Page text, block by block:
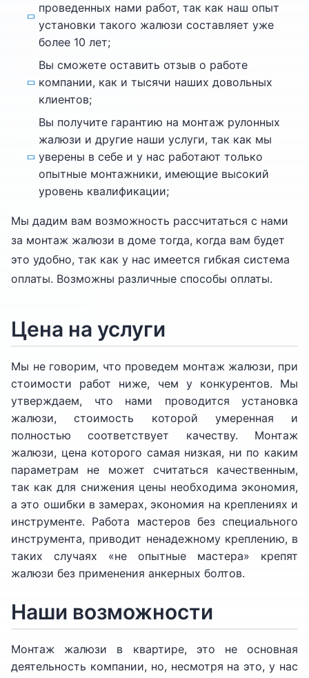
проведенных нами работ, так как наш опыт
установки такого жалюзи составляет уже
более 10 лет;
Вы сможете оставить отзыв о работе
компании, как и тысячи наших довольных
клиентов;
Вы получите гарантию на монтаж рулонных
жалюзи и другие наши услуги, так как мы
уверены в себе и у нас работают только
опытные монтажники, имеющие высокий
уровень квалификации;
Мы дадим вам возможность рассчитаться с нами
за монтаж жалюзи в доме тогда, когда вам будет
это удобно, так как у нас имеется гибкая система
оплаты. Возможны различные способы оплаты.
Цена на услуги
Мы не говорим, что проведем монтаж жалюзи, при
стоимости работ ниже, чем у конкурентов. Мы
утверждаем, что нами проводится установка
жалюзи, стоимость которой умеренная и
полностью соответствует качеству. Монтаж
жалюзи, цена которого самая низкая, ни по каким
параметрам не может считаться качественным,
так как для снижения цены необходима экономия,
а это ошибки в замерах, экономия на креплениях и
инструменте. Работа мастеров без специального
инструмента, приводит ненадежному креплению, в
таких случаях «не опытные мастера» крепят
жалюзи без применения анкерных болтов.
Наши возможности
Монтаж жалюзи в квартире, это не основная
деятельность компании, но, несмотря на это, у нас